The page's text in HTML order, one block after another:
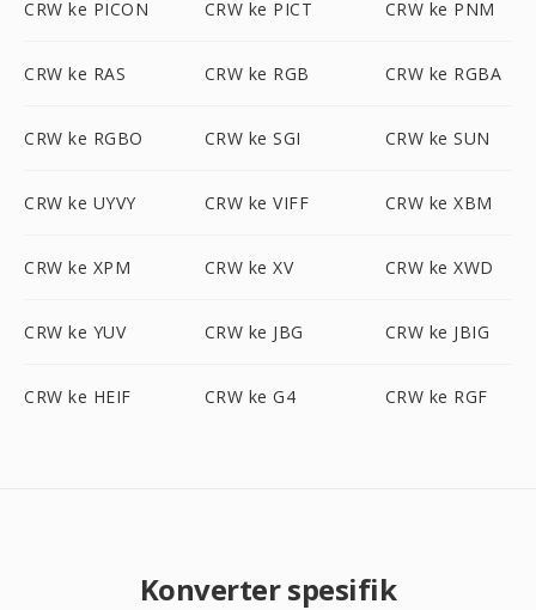
CRW ke PICON CRW ke PICT CRW ke PNM
CRW ke RAS CRW ke RGB CRW ke RGBA
CRW ke RGBO CRW ke SGI CRW ke SUN
CRW ke UYVY CRW ke VIFF CRW ke XBM
CRW ke XPM CRW ke XV CRW ke XWD
CRW ke YUV CRW ke JBG CRW ke JBIG
CRW ke HEIF CRW ke G4 CRW ke RGF
Konverter spesifik